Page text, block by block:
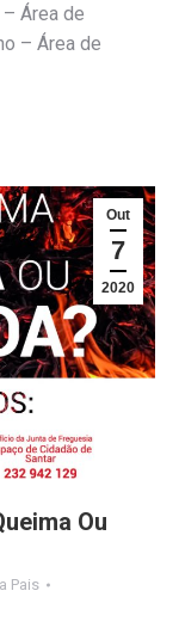
Área de
– Área de
Out
7
2020
Ou
Pais